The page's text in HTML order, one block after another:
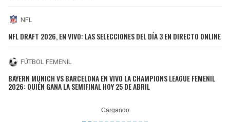
NFL
NFL DRAFT 2026, EN VIVO: LAS SELECCIONES DEL DÍA 3 EN DIRECTO ONLINE
FÚTBOL FEMENIL
BAYERN MUNICH VS BARCELONA EN VIVO LA CHAMPIONS LEAGUE FEMENIL
2026: QUIÉN GANA LA SEMIFINAL HOY 25 DE ABRIL